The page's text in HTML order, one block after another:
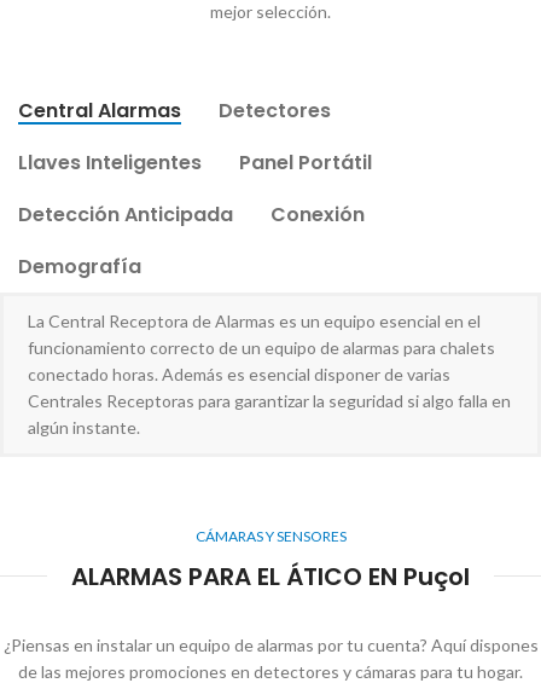
mejor selección.
Central Alarmas
Detectores
Llaves Inteligentes
Panel Portátil
Detección Anticipada
Conexión
Demografía
La Central Receptora de Alarmas es un equipo esencial en el
funcionamiento correcto de un equipo de alarmas para chalets
conectado horas. Además es esencial disponer de varias
Centrales Receptoras para garantizar la seguridad si algo falla en
algún instante.
CÁMARAS Y SENSORES
ALARMAS PARA EL ÁTICO EN Puçol
¿Piensas en instalar un equipo de alarmas por tu cuenta? Aquí dispones
de las mejores promociones en detectores y cámaras para tu hogar.